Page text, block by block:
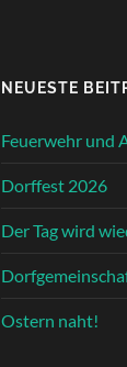
NEUESTE
Feuerwehr und
Dorffest 2026
Der Tag wird
Ostern naht!